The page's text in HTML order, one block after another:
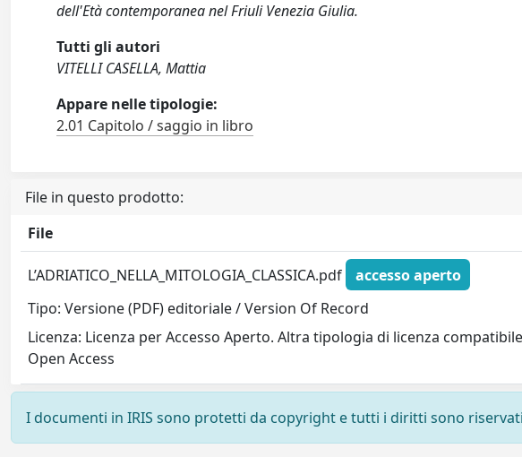
dell'Età contemporanea nel Friuli Venezia Giulia.
Tutti gli autori
VITELLI CASELLA, Mattia
Appare nelle tipologie:
2.01 Capitolo / saggio in libro
File in questo prodotto:
File
L’ADRIATICO_NELLA_MITOLOGIA_CLASSICA.pdf
accesso aperto
Tipo: Versione (PDF) editoriale / Version Of Record
Licenza: Licenza per Accesso Aperto. Altra tipologia di licenza
Open Access
I documenti in IRIS sono protetti da copyright e tutti i diritti sono